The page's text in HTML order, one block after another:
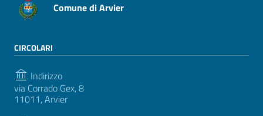
Comune di Arvier
CIRCOLARI
Indirizzo
via Corrado Gex, 8
11011, Arvier